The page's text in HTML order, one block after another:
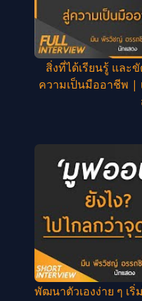
สิ่งที่ได้เรียนรู้ และ
ความเป็นมืออาชีพ |
พัฒนาตัวเองง่าย ๆ